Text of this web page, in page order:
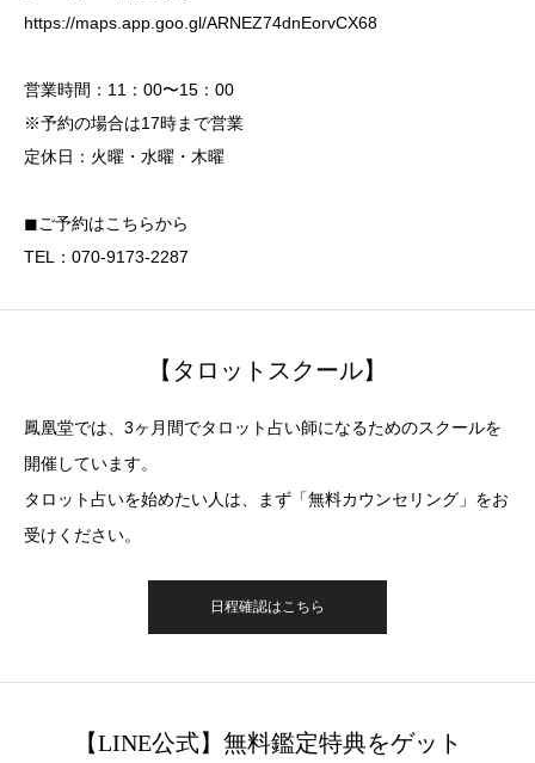
https://maps.app.goo.gl/ARNEZ74dnEorvCX68
営業時間：11：00〜15：00
※予約の場合は17時まで営業
定休日：火曜・水曜・木曜
◼︎ご予約はこちらから
TEL：070-9173-2287
【タロットスクール】
鳳凰堂では、3ヶ月間でタロット占い師になるためのスクールを
開催しています。
タロット占いを始めたい人は、まず「無料カウンセリング」をお
受けください。
日程確認はこちら
【LINE公式】無料鑑定特典をゲット